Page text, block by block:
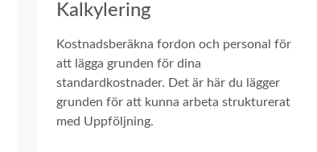
Kalkylering
Kostnadsberäkna fordon och personal för
att lägga grunden för dina
standardkostnader. Det är här du lägger
grunden för att kunna arbeta strukturerat
med Uppföljning.